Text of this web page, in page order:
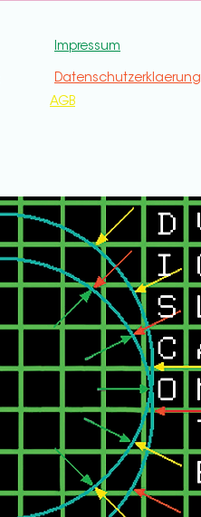
Impressum
Datenschutzerklaerung
AGB